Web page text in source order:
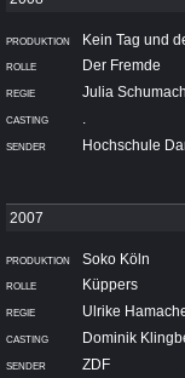
Kein Tag und
Der Fremde
Julia
.
Hochschule
Soko Köln
Küppers
Ulrike
Dominik
ZDF